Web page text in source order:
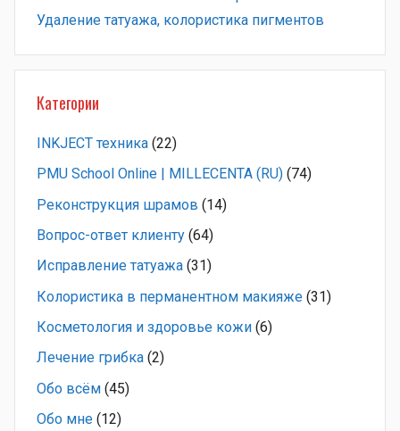
Удаление татуажа, колористика пигментов
Категории
INKJECT техника (22)
PMU School Online | MILLECENTA (RU) (74)
Pеконструкция шрамов (14)
Вопрос-ответ клиенту (64)
Исправление татуажа (31)
Колористика в перманентном макияже (31)
Косметология и здоровье кожи (6)
Лечение грибка (2)
Обо всём (45)
Обо мне (12)